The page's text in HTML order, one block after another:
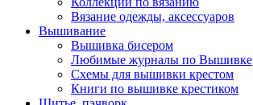
Вязание одежды, аксессуаров
Вышивание
Вышивка бисером
Любимые журналы по Вышивке
Схемы для вышивки крестом
Книги по вышивке крестиком